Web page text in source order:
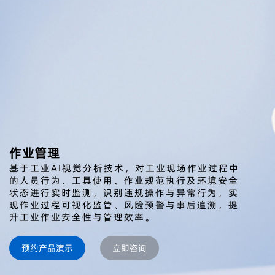
作业管理
基于工业AI视觉分析技术，对工业现场作业过程中
的人员行为、工具使用、作业规范执行及环境安全
状态进行实时监测，识别违规操作与异常行为，实
现作业过程可视化监管、风险预警与事后追溯，提
升工业作业安全性与管理效率。
预约产品演示 立即咨询